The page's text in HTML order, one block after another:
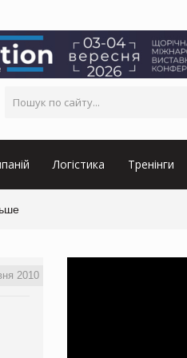
Логістика Тренінги
2010